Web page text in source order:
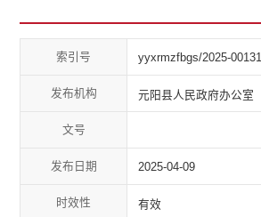
索引号 yyxrmzfbgs/2025-00131
发布机构 元阳县人民政府办公室
文号
发布日期 2025-04-09
时效性 有效